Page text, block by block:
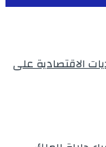
الاقتصادية على